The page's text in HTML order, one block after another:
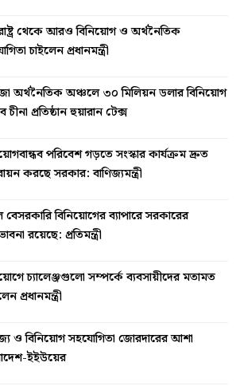
থেকে আরও বিনিয়োগ ও অর্থনৈতিক
চাইলেন প্রধানমন্ত্রী
অর্থনৈতিক অঞ্চলে ৩০ মিলিয়ন ডলার বিনিয়োগ
প্রতিষ্ঠান হুয়ারান টেক্স
পরিবেশ গড়তে সংস্কার কার্যক্রম দ্রুত
করছে সরকার: বাণিজ্যমন্ত্রী
বেসরকারি বিনিয়োগের ব্যাপারে সরকারের
রয়েছে: প্রতিমন্ত্রী
চ্যালেঞ্জগুলো সম্পর্কে ব্যবসায়ীদের মতামত
প্রধানমন্ত্রী
ও বিনিয়োগ সহযোগিতা জোরদারের আশা
ইইউয়ের